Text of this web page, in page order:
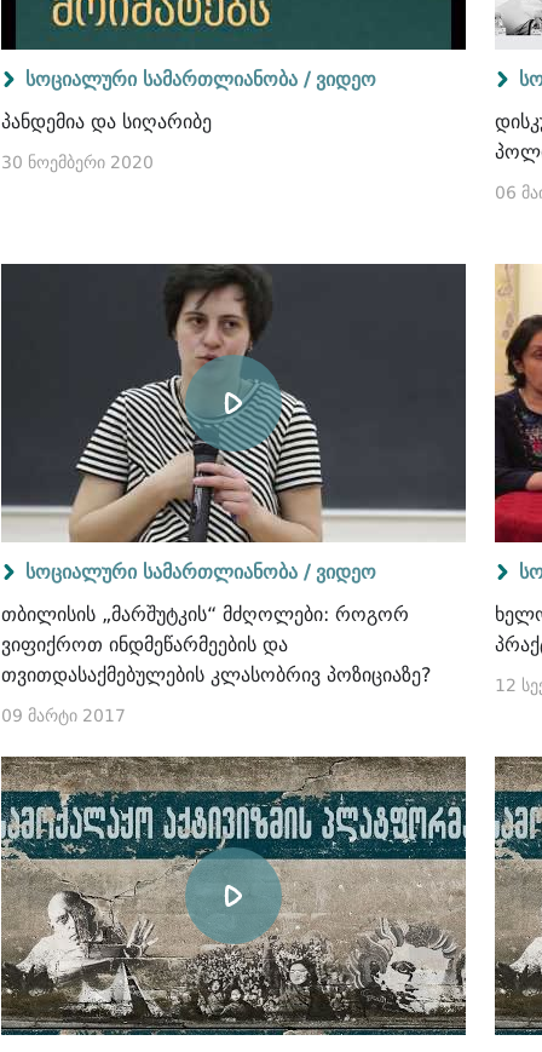
სოციალური სამართლიანობა / ვიდეო
პანდემია და სიღარიბე
30 ნოემბერი 2020
06
სოციალური სამართლიანობა / ვიდეო
თბილისის „მარშუტკის“ მძღოლები: როგორ
ვიფიქროთ ინდმეწარმეების და
თვითდასაქმებულების კლასობრივ პოზიციაზე?
09 მარტი 2017
12